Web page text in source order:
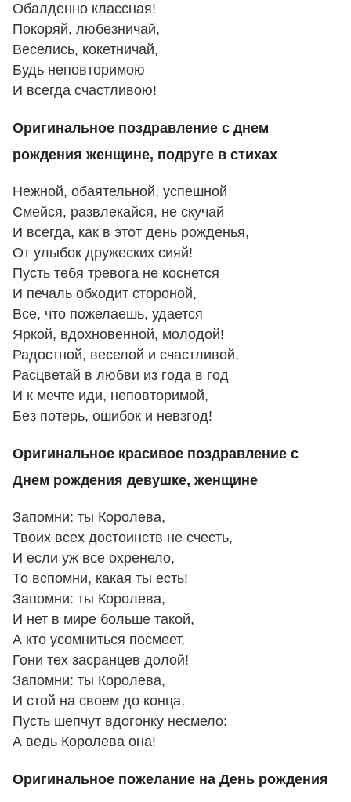
Обалденно классная!
Покоряй, любезничай,
Веселись, кокетничай,
Будь неповторимою
И всегда счастливою!
Оригинальное поздравление с днем
рождения женщине, подруге в стихах
Нежной, обаятельной, успешной
Смейся, развлекайся, не скучай
И всегда, как в этот день рожденья,
От улыбок дружеских сияй!
Пусть тебя тревога не коснется
И печаль обходит стороной,
Все, что пожелаешь, удается
Яркой, вдохновенной, молодой!
Радостной, веселой и счастливой,
Расцветай в любви из года в год
И к мечте иди, неповторимой,
Без потерь, ошибок и невзгод!
Оригинальное красивое поздравление с
Днем рождения девушке, женщине
Запомни: ты Королева,
Твоих всех достоинств не счесть,
И если уж все охренело,
То вспомни, какая ты есть!
Запомни: ты Королева,
И нет в мире больше такой,
А кто усомниться посмеет,
Гони тех засранцев долой!
Запомни: ты Королева,
И стой на своем до конца,
Пусть шепчут вдогонку несмело:
А ведь Королева она!
Оригинальное пожелание на День рождения